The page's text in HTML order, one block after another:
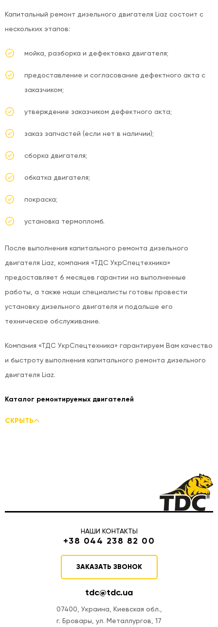
Капитальный ремонт дизельного двигателя Liaz состоит с
нескольких этапов:
мойка, разборка и дефектовка двигателя;
предоставление и согласование дефектного акта с
заказчиком;
утверждение заказчиком дефектного акта;
заказ запчастей (если нет в наличии);
сборка двигателя;
обкатка двигателя;
покраска;
установка термопломб.
После выполнения капитального ремонта дизельного
двигателя Liaz, компания «ТДС УкрСпецтехника»
предоставляет 6 месяцев гарантии на выполненные
работы, а также наши специалисты готовы провести
установку дизельного двигателя и подальше его
техническое обслуживание.
Компания «ТДС УкрСпецтехника» гарантируем Вам качество
и быстроту выполнения капитального ремонта дизельного
двигателя Liaz.
Каталог ремонтируемых двигателей
СКРЫТЬ
НАШИ КОНТАКТЫ
+38 044 238 82 00
ЗАКАЗАТЬ ЗВОНОК
tdc@tdc.ua
07400, Украина, Киевская обл.,
г. Бровары, ул. Металлургов, 17